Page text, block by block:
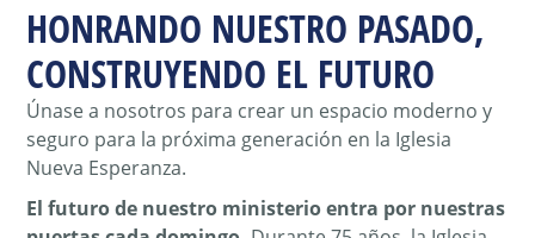
HONRANDO NUESTRO PASADO,
CONSTRUYENDO EL FUTURO
Únase a nosotros para crear un espacio moderno y
seguro para la próxima generación en la Iglesia
Nueva Esperanza.
El futuro de nuestro ministerio entra por nuestras